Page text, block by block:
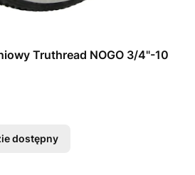
Truthread NOGO 3/4"-10
dostępny